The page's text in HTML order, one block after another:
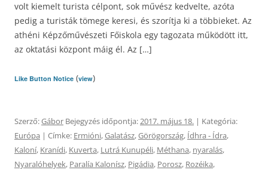
volt kiemelt turista célpont, sok művész kedvelte, azóta
pedig a turisták tömege keresi, és szorítja ki a többieket. Az
athéni Képzőművészeti Főiskola egy tagozata működött itt,
az oktatási központ máig él. Az […]
Like Button Notice (view)
Szerző:Gábor Bejegyzés időpontja:2017. május 18. | Kategória:
Európa | Címke: Ermióni,Galatász,Görögország, Ídhra - Ídra,
Kaloní, Kranídi, Kuverta, Lutrá Kunupéli, Méthana, nyaralás,
Nyaralóhelyek, Paralía Kalonísz, Pigádia, Porosz, Rozéika,